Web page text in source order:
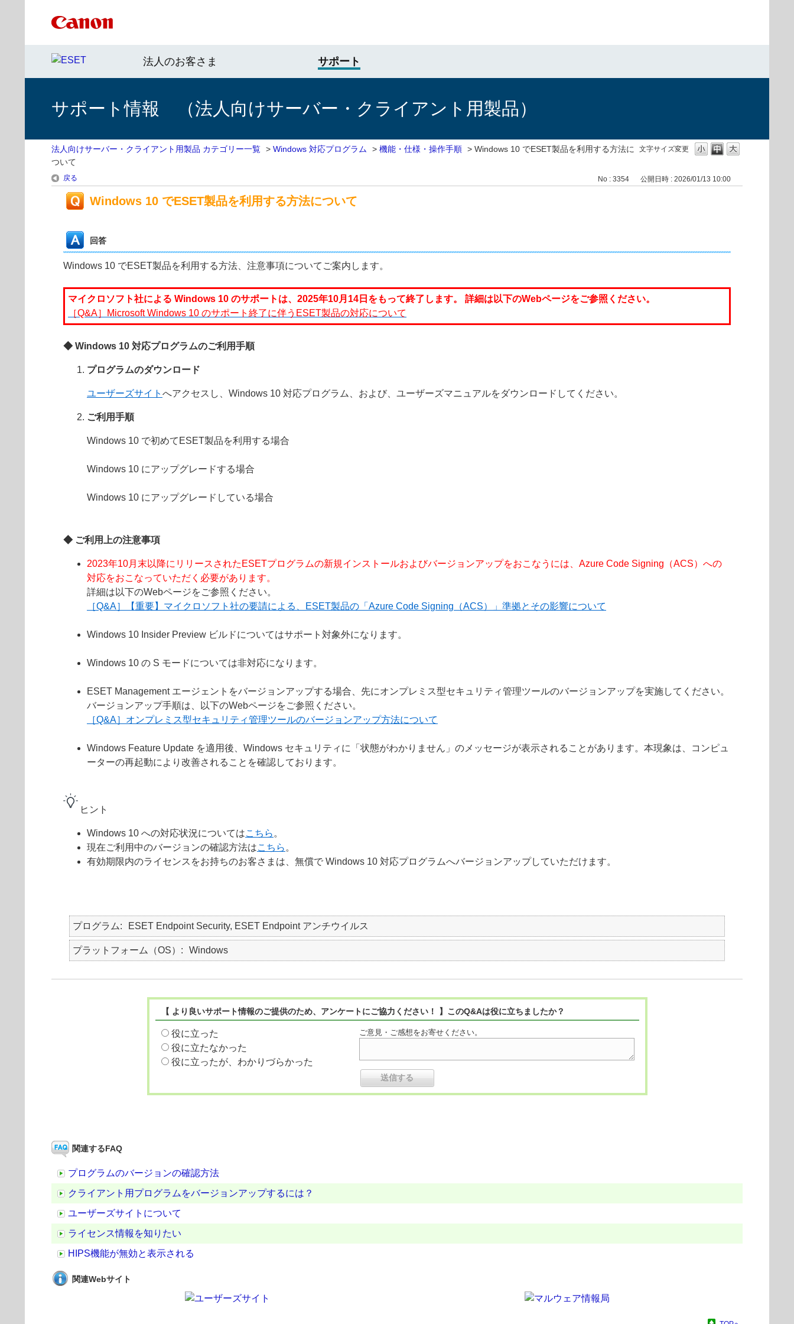
法人のお客さま サポート
サポート情報 （法人向けサーバー・クライアント用製品）
文字サイズ変更
法人向けサーバー・クライアント用製品 カテゴリー一覧 > Windows 対応プログラム > 機能・仕様・操作手順 > Windows 10 でESET製品を利用する方法に
ついて
戻る No : 3354 公開日時 : 2026/01/13 10:00
Windows 10 でESET製品を利用する方法について
回答
Windows 10 でESET製品を利用する方法、注意事項についてご案内します。
マイクロソフト社による Windows 10 のサポートは、2025年10月14日をもって終了します。 詳細は以下のWebページをご参照ください。
［Q&A］Microsoft Windows 10 のサポート終了に伴うESET製品の対応について
◆ Windows 10 対応プログラムのご利用手順
プログラムのダウンロード
ユーザーズサイト へアクセスし、Windows 10 対応プログラム、および、ユーザーズマニュアルをダウンロードしてください。
ご利用手順
Windows 10 で初めてESET製品を利用する場合
Windows 10 にアップグレードする場合
Windows 10 にアップグレードしている場合
◆ ご利用上の注意事項
2023年10月末以降にリリースされたESETプログラムの新規インストールおよびバージョンアップをおこなうには、Azure Code Signing（ACS）への
対応をおこなっていただく必要があります。
詳細は以下のWebページをご参照ください。
［Q&A］【重要】マイクロソフト社の要請による、ESET製品の「Azure Code Signing（ACS）」準拠とその影響について
Windows 10 Insider Preview ビルドについてはサポート対象外になります。
Windows 10 の S モードについては非対応になります。
ESET Management エージェントをバージョンアップする場合、先にオンプレミス型セキュリティ管理ツールのバージョンアップを実施してください。
バージョンアップ手順は、以下のWebページをご参照ください。
［Q&A］オンプレミス型セキュリティ管理ツールのバージョンアップ方法について
Windows Feature Update を適用後、Windows セキュリティに「状態がわかりません」のメッセージが表示されることがあります。本現象は、コンピュ
ーターの再起動により改善されることを確認しております。
ヒント
Windows 10 への対応状況についてはこちら 。
現在ご利用中のバージョンの確認方法はこちら 。
有効期限内のライセンスをお持ちのお客さまは、無償で Windows 10 対応プログラムへバージョンアップしていただけます。
プログラム ESET Endpoint Security, ESET Endpoint アンチウイルス
プラットフォーム（OS） Windows
【 より良いサポート情報のご提供のため、アンケートにご協力ください！ 】このQ&Aは役に立ちましたか？
役に立った
役に立たなかった
役に立ったが、わかりづらかった
ご意見・ご感想をお寄せください。
関連するFAQ
プログラムのバージョンの確認方法
クライアント用プログラムをバージョンアップするには？
ユーザーズサイトについて
ライセンス情報を知りたい
HIPS機能が無効と表示される
関連Webサイト